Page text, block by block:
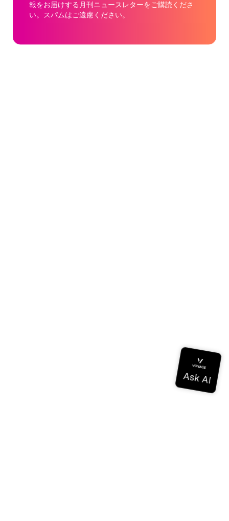
報をお届けする月刊ニュースレターをご購読くださ
い。スパムはご遠慮ください。